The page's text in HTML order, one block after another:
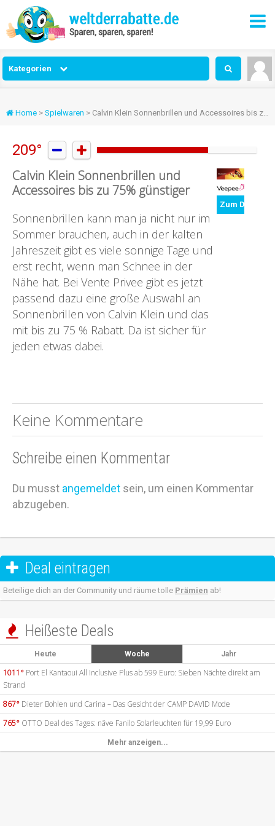
Kategorien
Home > Spielwaren > Calvin Klein Sonnenbrillen und Accessoires bis zu 75% günstiger
209°  
Calvin Klein Sonnenbrillen und
Accessoires bis zu 75% günstiger
Sonnenbrillen kann man ja nicht nur im
Sommer brauchen, auch in der kalten
Jahreszeit gibt es viele sonnige Tage und
erst recht, wenn man Schnee in der
Nähe hat. Bei Vente Privee gibt es jetzt
passend dazu eine große Auswahl an
Sonnenbrillen von Calvin Klein und das
mit bis zu 75 % Rabatt. Da ist sicher für
jeden etwas dabei.
Zum Deal
Keine Kommentare
Schreibe einen Kommentar
Du musst angemeldet sein, um einen Kommentar
abzugeben.
 Deal eintragen
Beteilige dich an der Community und räume tolle Prämien ab!
 Heißeste Deals
Heute Woche Jahr
1011° Port El Kantaoui All Inclusive Plus ab 599 Euro: Sieben Nächte direkt am
Strand
867° Dieter Bohlen und Carina – Das Gesicht der CAMP DAVID Mode
765° OTTO Deal des Tages: näve Fanilo Solarleuchten für 19,99 Euro
Mehr anzeigen...